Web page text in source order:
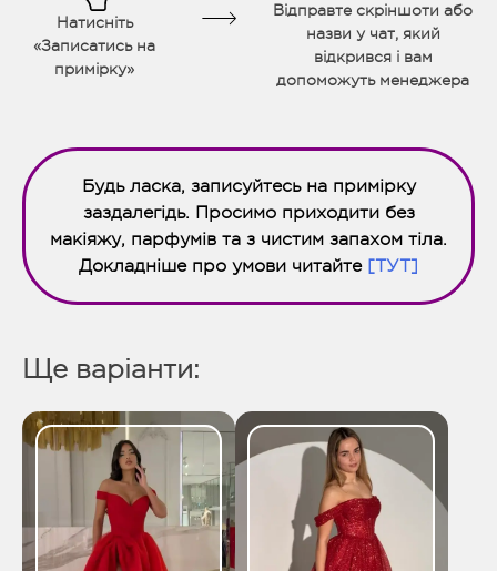
Натисніть
«Записатись на
примірку»
Відправте скріншоти або
назви у чат, який
відкрився і вам
допоможуть менеджера
Будь ласка, записуйтесь на примірку
заздалегідь. Просимо приходити без
макіяжу, парфумів та з чистим запахом тіла.
Докладніше про умови читайте [ТУТ]
Ще варіанти: